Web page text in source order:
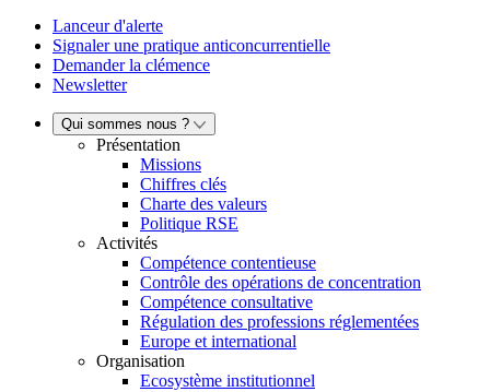
Lanceur d'alerte
Signaler une pratique anticoncurrentielle
Demander la clémence
Newsletter
Qui sommes nous ?
Présentation
Missions
Chiffres clés
Charte des valeurs
Politique RSE
Activités
Compétence contentieuse
Contrôle des opérations de concentration
Compétence consultative
Régulation des professions réglementées
Europe et international
Organisation
Ecosystème institutionnel